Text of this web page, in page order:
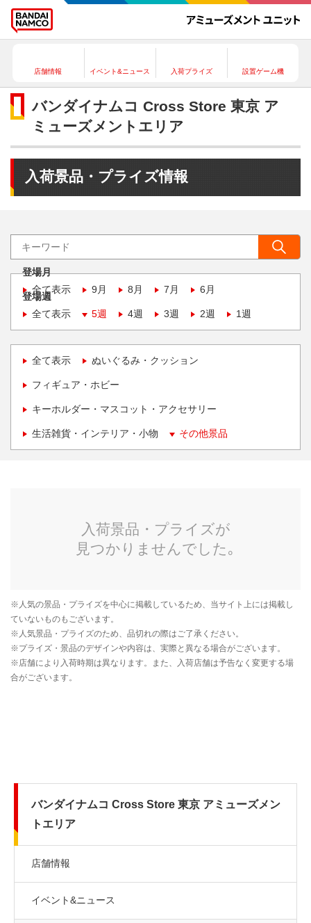
店舗情報 イベント&ニュース 入荷プライズ 設置ゲーム機
バンダイナムコ Cross Store 東京 ア
ミューズメントエリア
入荷景品・プライズ情報
登場月
全て表示
9月 8月 7月 6月
登場週
全て表示
5週 4週 3週 2週 1週
全て表示 ぬいぐるみ・クッション
フィギュア・ホビー
キーホルダー・マスコット・アクセサリー
生活雑貨・インテリア・小物 その他景品
バンダイナムコ Cross Store 東京 アミューズメン
トエリア
店舗情報
イベント&ニュース